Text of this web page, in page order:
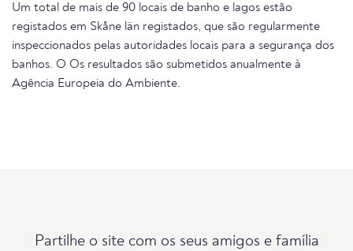
Um total de mais de 90 locais de banho e lagos estão
registados em Skåne län registados, que são regularmente
inspeccionados pelas autoridades locais para a segurança dos
banhos. O Os resultados são submetidos anualmente à
Agência Europeia do Ambiente.
Partilhe o site com os seus amigos e família